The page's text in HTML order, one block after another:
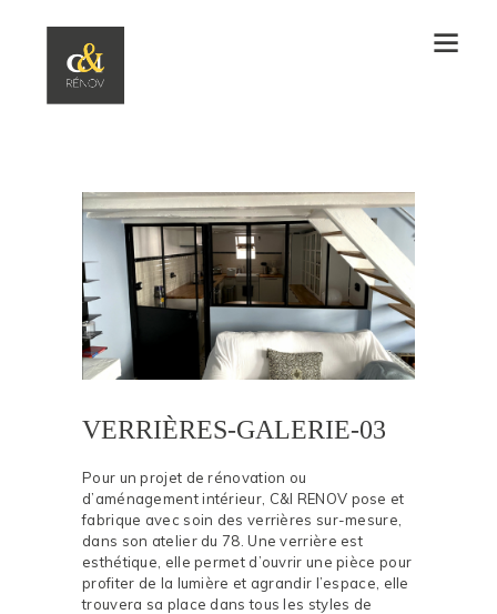
VERRIÈRES-GALERIE-03
Pour un projet de rénovation ou
d’aménagement intérieur, C&I RENOV pose et
fabrique avec soin des verrières sur-mesure,
dans son atelier du 78. Une verrière est
esthétique, elle permet d’ouvrir une pièce pour
profiter de la lumière et agrandir l’espace, elle
trouvera sa place dans tous les styles de